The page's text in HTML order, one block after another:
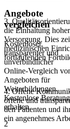
3.
die Einhaltung
Versorgung. Dies
medizinischen
fortlaufenden
4. Offene
offene und
den Patienten und
ein angenehmes
Angebote
vergleichen
Kostenloser,
transparenter und
unverbindlicher
Online-Vergleich
Angeboten für
Weiterbildungen.
Kostenlose Beratung
erhalten.
2